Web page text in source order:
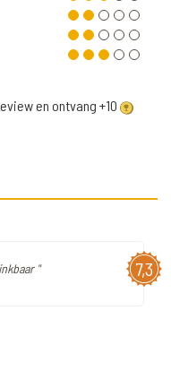
en ontvang +10
7,3
"